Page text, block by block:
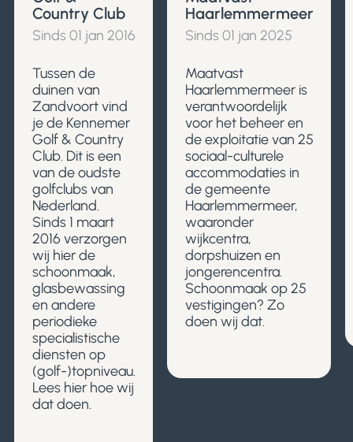
Country Club
Sinds 01 jan 2016
Tussen de
duinen van
Zandvoort vind
je de Kennemer
Golf & Country
Club. Dit is een
van de oudste
golfclubs van
Nederland.
Sinds 1 maart
2016 verzorgen
wij hier de
schoonmaak,
glasbewassing
en andere
periodieke
specialistische
diensten op
(golf-)topniveau.
Lees hier hoe wij
dat doen.
Haarlemmermeer
Sinds 01 jan 2025
Maatvast
Haarlemmermeer is
verantwoordelijk
voor het beheer en
de exploitatie van 25
sociaal-culturele
accommodaties in
de gemeente
Haarlemmermeer,
waaronder
wijkcentra,
dorpshuizen en
jongerencentra.
Schoonmaak op 25
vestigingen? Zo
doen wij dat.